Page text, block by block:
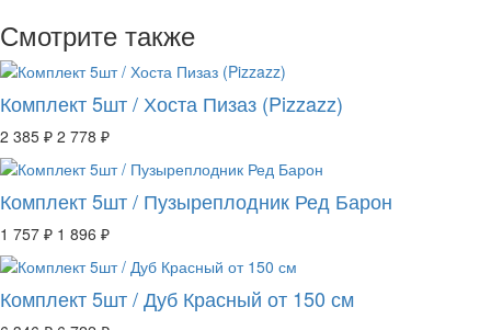
Смотрите также
Комплект 5шт / Хоста Пизаз (Pizzazz)
2 385 ₽ 2 778 ₽
Комплект 5шт / Пузыреплодник Ред Барон
1 757 ₽ 1 896 ₽
Комплект 5шт / Дуб Красный от 150 см